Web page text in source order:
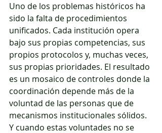
Uno de los problemas históricos ha
sido la falta de procedimientos
unificados. Cada institución opera
bajo sus propias competencias, sus
propios protocolos y, muchas veces,
sus propias prioridades. El resultado
es un mosaico de controles donde la
coordinación depende más de la
voluntad de las personas que de
mecanismos institucionales sólidos.
Y cuando estas voluntades no se